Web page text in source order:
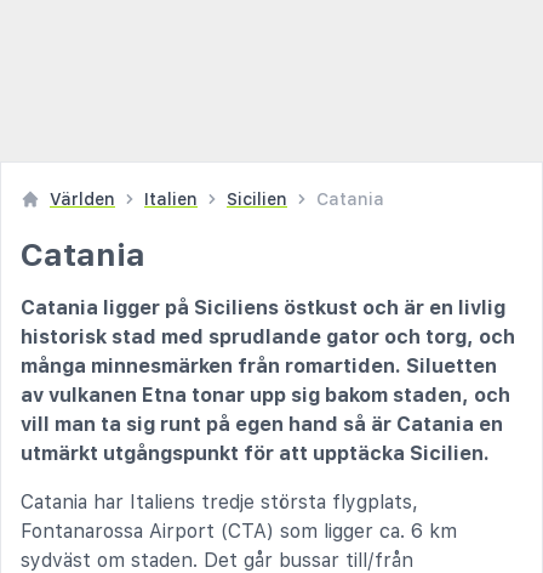
Världen Italien Sicilien Catania
Catania
Catania ligger på Siciliens östkust och är en livlig
historisk stad med sprudlande gator och torg, och
många minnesmärken från romartiden. Siluetten
av vulkanen Etna tonar upp sig bakom staden, och
vill man ta sig runt på egen hand så är Catania en
utmärkt utgångspunkt för att upptäcka Sicilien.
Catania har Italiens tredje största flygplats,
Fontanarossa Airport (CTA) som ligger ca. 6 km
sydväst om staden. Det går bussar till/från